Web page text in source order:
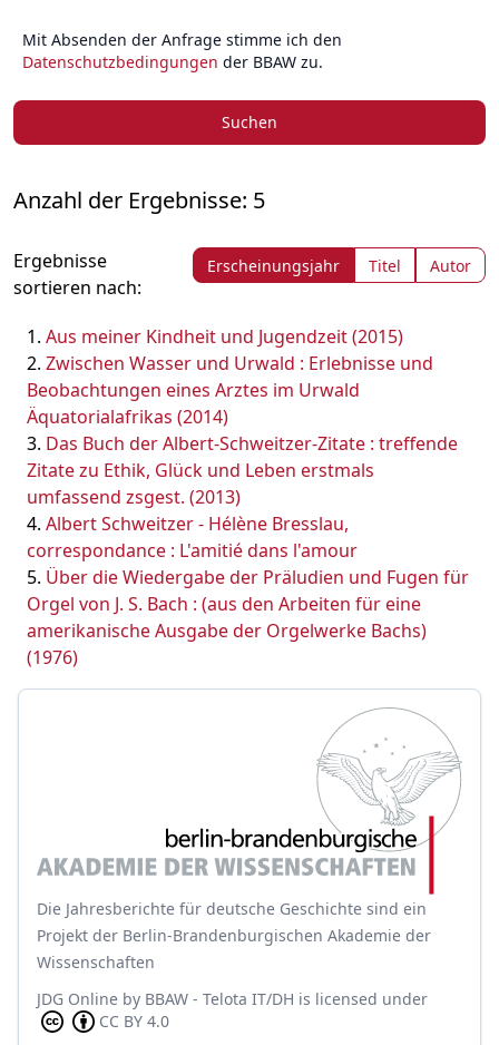
Mit Absenden der Anfrage stimme ich den
Datenschutzbedingungen der BBAW zu.
Suchen
Anzahl der Ergebnisse: 5
Ergebnisse
sortieren nach:
Erscheinungsjahr Titel Autor
Aus meiner Kindheit und Jugendzeit (2015)
Zwischen Wasser und Urwald : Erlebnisse und
Beobachtungen eines Arztes im Urwald
Äquatorialafrikas (2014)
Das Buch der Albert-Schweitzer-Zitate : treffende
Zitate zu Ethik, Glück und Leben erstmals
umfassend zsgest. (2013)
Albert Schweitzer - Hélène Bresslau,
correspondance : L'amitié dans l'amour
Über die Wiedergabe der Präludien und Fugen für
Orgel von J. S. Bach : (aus den Arbeiten für eine
amerikanische Ausgabe der Orgelwerke Bachs)
(1976)
Die Jahresberichte für deutsche Geschichte sind ein
Projekt der Berlin-Brandenburgischen Akademie der
Wissenschaften
JDG Online by BBAW - Telota IT/DH is licensed under
CC BY 4.0